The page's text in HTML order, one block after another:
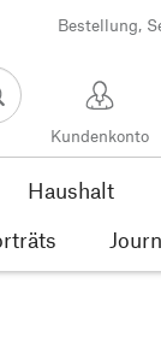
Bestellung,
Kundenkonto
Haushalt